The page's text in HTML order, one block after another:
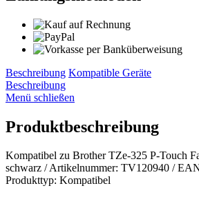
Beschreibung Kompatible Geräte
Beschreibung
Menü schließen
Produktbeschreibung
Kompatibel zu Brother TZe-325 P-Touch
schwarz / Artikelnummer: TV120940 /
Produkttyp: Kompatibel